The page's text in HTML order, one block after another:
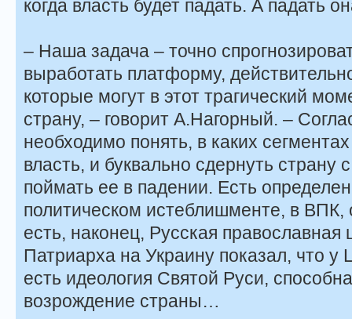
когда власть будет падать. А падать
– Наша задача – точно
выработать платформу,
которые могут в этот трагический
страну, – говорит А.Нагорный. –
необходимо понять, в каких
власть, и буквально сдернуть страну
поймать ее в падении. Есть
политическом истеблишменте, в
есть, наконец, Русская православная
Патриарха на Украину показал, что у
есть идеология Святой Руси,
возрождение страны…